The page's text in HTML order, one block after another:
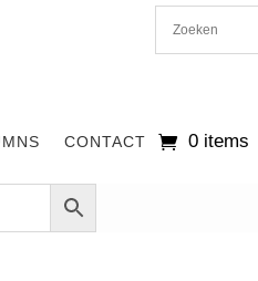
CONTACT 0 items